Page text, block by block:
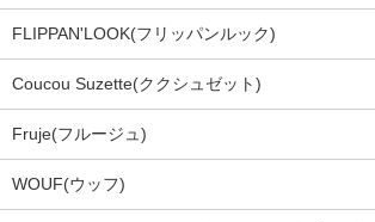
FLIPPAN'LOOK(フリッパンルック)
Coucou Suzette(ククシュゼット)
Fruje(フルージュ)
WOUF(ウッフ)